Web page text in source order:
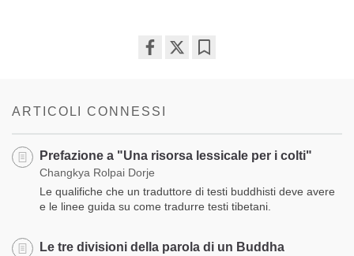
ARTICOLI CONNESSI
Prefazione a "Una risorsa lessicale per i colti"
Changkya Rolpai Dorje
Le qualifiche che un traduttore di testi buddhisti deve avere
e le linee guida su come tradurre testi tibetani.
Le tre divisioni della parola di un Buddha